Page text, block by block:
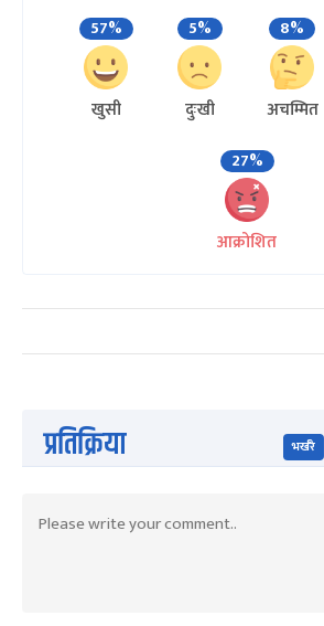
57%
खुसी
5%
दुःखी
8%
अचम्मित
27%
आक्रोशित
प्रतिक्रिया भर्खरै